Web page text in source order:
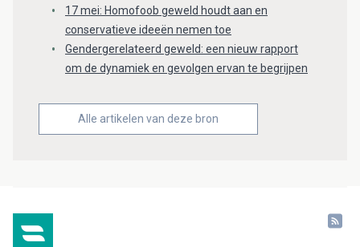
17 mei: Homofoob geweld houdt aan en
conservatieve ideeën nemen toe
Gendergerelateerd geweld: een nieuw rapport
om de dynamiek en gevolgen ervan te begrijpen
Alle artikelen van deze bron